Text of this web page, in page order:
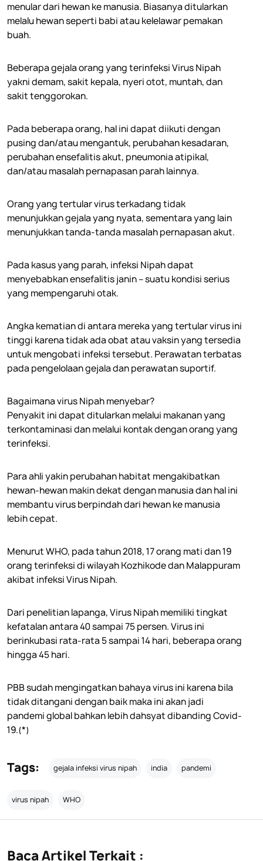
menular dari hewan ke manusia. Biasanya ditularkan
melalu hewan seperti babi atau kelelawar pemakan
buah.
Beberapa gejala orang yang terinfeksi Virus Nipah
yakni demam, sakit kepala, nyeri otot, muntah, dan
sakit tenggorokan.
Pada beberapa orang, hal ini dapat diikuti dengan
pusing dan/atau mengantuk, perubahan kesadaran,
perubahan ensefalitis akut, pneumonia atipikal,
dan/atau masalah pernapasan parah lainnya.
Orang yang tertular virus terkadang tidak
menunjukkan gejala yang nyata, sementara yang lain
menunjukkan tanda-tanda masalah pernapasan akut.
Pada kasus yang parah, infeksi Nipah dapat
menyebabkan ensefalitis janin – suatu kondisi serius
yang mempengaruhi otak.
Angka kematian di antara mereka yang tertular virus ini
tinggi karena tidak ada obat atau vaksin yang tersedia
untuk mengobati infeksi tersebut. Perawatan terbatas
pada pengelolaan gejala dan perawatan suportif.
Bagaimana virus Nipah menyebar?
Penyakit ini dapat ditularkan melalui makanan yang
terkontaminasi dan melalui kontak dengan orang yang
terinfeksi.
Para ahli yakin perubahan habitat mengakibatkan
hewan-hewan makin dekat dengan manusia dan hal ini
membantu virus berpindah dari hewan ke manusia
lebih cepat.
Menurut WHO, pada tahun 2018, 17 orang mati dan 19
orang terinfeksi di wilayah Kozhikode dan Malappuram
akibat infeksi Virus Nipah.
Dari penelitian lapanga, Virus Nipah memiliki tingkat
kefatalan antara 40 sampai 75 persen. Virus ini
berinkubasi rata-rata 5 sampai 14 hari, beberapa orang
hingga 45 hari.
PBB sudah mengingatkan bahaya virus ini karena bila
tidak ditangani dengan baik maka ini akan jadi
pandemi global bahkan lebih dahsyat dibanding Covid-
19.(*)
Tags: gejala infeksi virus nipah india pandemi
virus nipah WHO
Baca Artikel Terkait :